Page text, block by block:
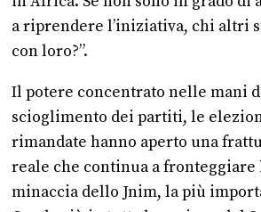
a riprendere l’iniziativa, chi altri
con loro?”.
Il potere concentrato nelle mani
scioglimento dei partiti, le
rimandate hanno aperto una
reale che continua a fronteggiare
minaccia dello Jnim, la più